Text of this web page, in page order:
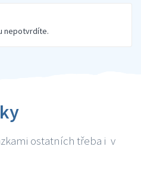
nepotvrdíte.
ostatních třeba i v